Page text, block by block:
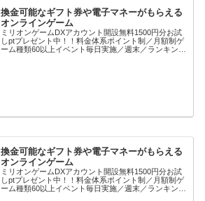
換金可能なギフト券や電子マネーがもらえる
オンラインゲーム
ミリオンゲームDXアカウント開設無料1500円分お試
しptプレゼント中！！料金体系ポイント制／月額制ゲ
ーム種類60以上イベント毎日実施／週末／ランキング
換金可能なギフト券や電子マネーがもらえる
オンラインゲーム
ミリオンゲームDXアカウント開設無料1500円分お試
しptプレゼント中！！料金体系ポイント制／月額制ゲ
ーム種類60以上イベント毎日実施／週末／ランキング